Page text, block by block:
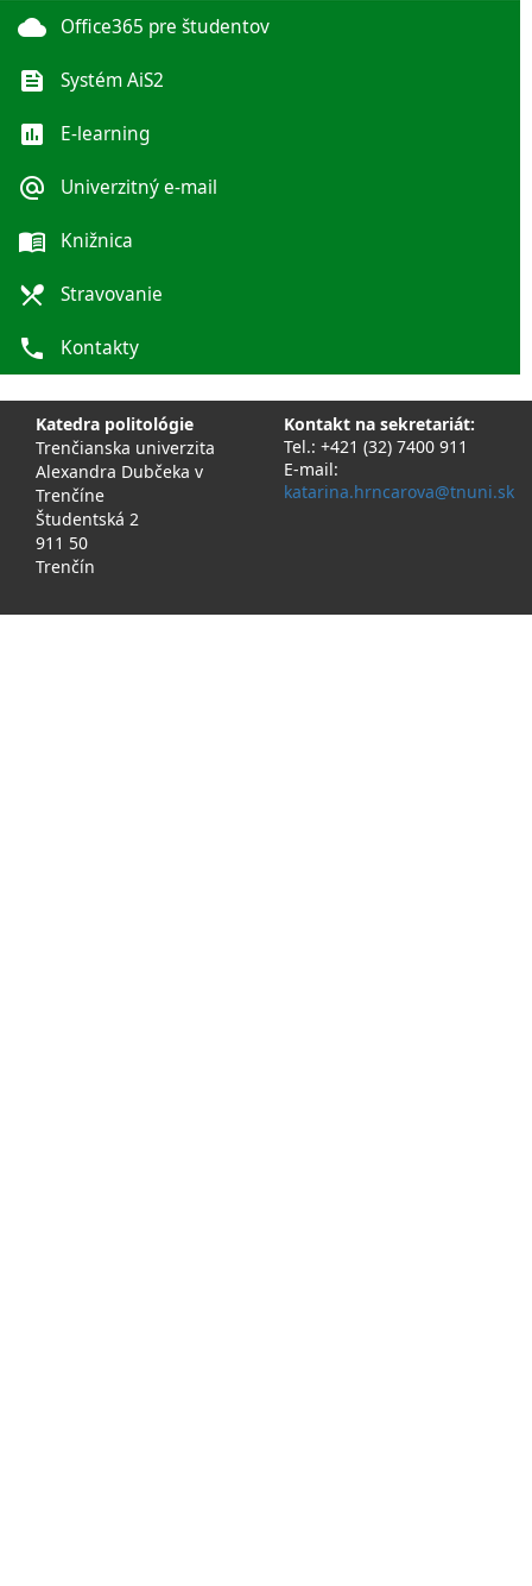
cloud Office365 pre študentov
feed Systém AiS2
poll E-learning
alternate_email Univerzitný e-mail
menu_book Knižnica
local_dining Stravovanie
phone Kontakty
Katedra politológie
Trenčianska univerzita
Alexandra Dubčeka v
Trenčíne
Študentská 2
911 50
Trenčín
Kontakt na sekretariát:
Tel.: +421 (32) 7400 911
E-mail:
katarina.hrncarova@tnuni.sk